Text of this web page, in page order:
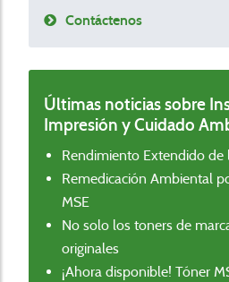
Contáctenos
Últimas noticias sobre
Impresión y Cuidado
Rendimiento Extendido de
Remedicación Ambiental
MSE
No solo los toners de
originales
¡Ahora disponible! Tóner